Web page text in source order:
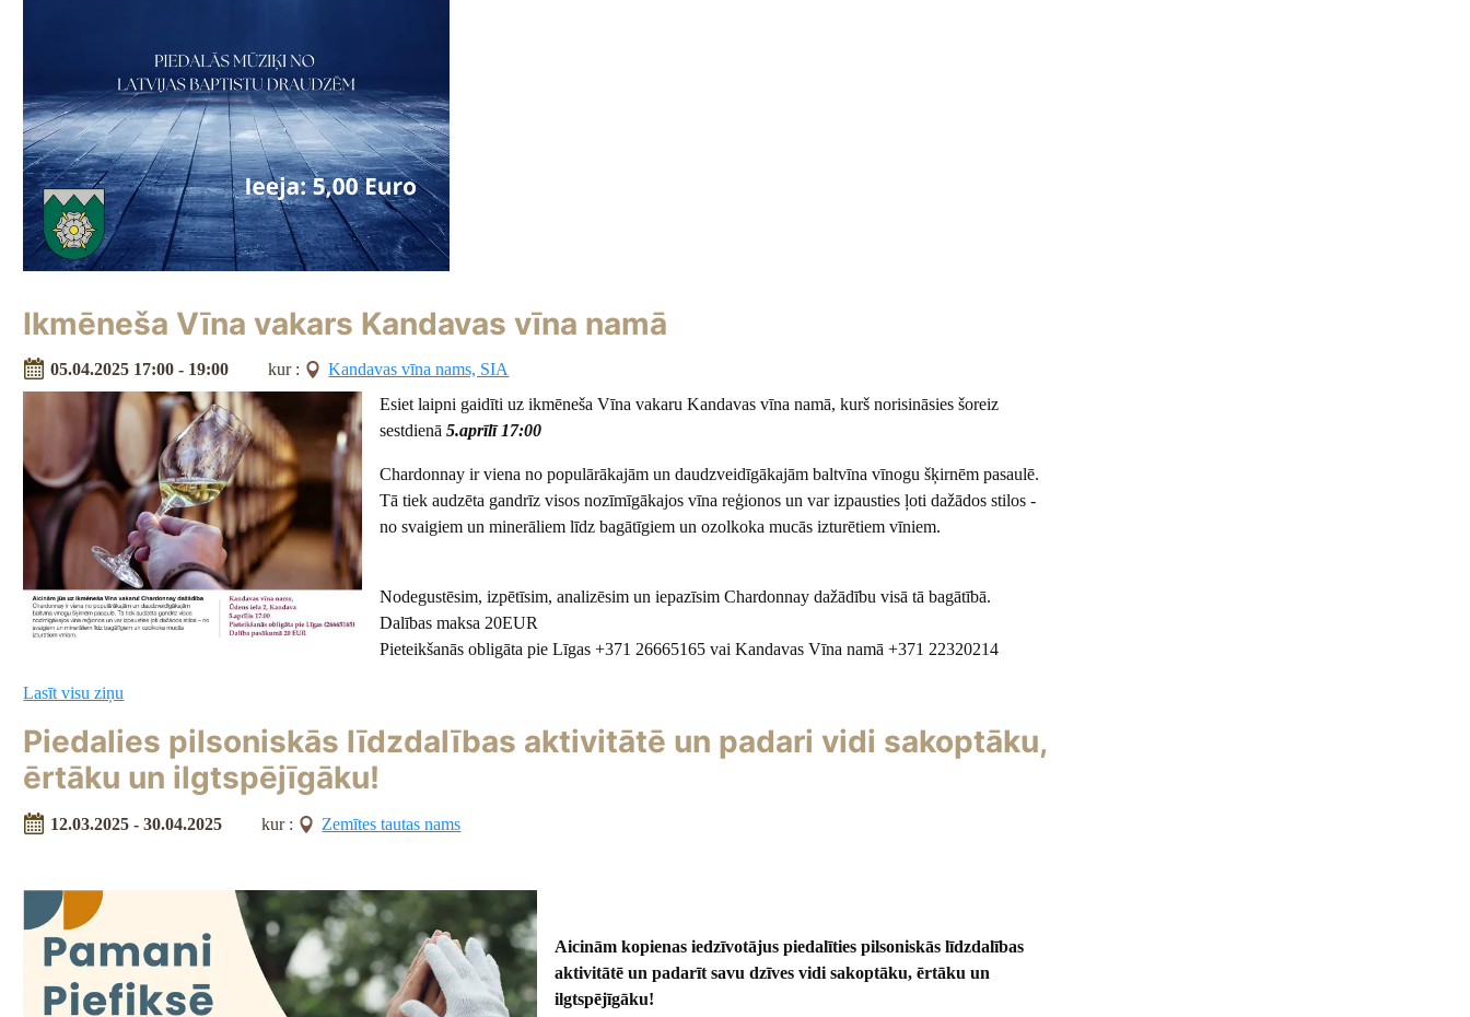
Ikmēneša Vīna vakars Kandavas vīna namā
05.04.2025 17:00 - 19:00 kur :
Kandavas vīna nams, SIA
Esiet laipni gaidīti uz ikmēneša Vīna vakaru Kandavas vīna namā, kurš norisināsies šoreiz
sestdienā5.aprīlī 17:00
Chardonnay ir viena no populārākajām un daudzveidīgākajām baltvīna vīnogu šķirnēm pasaulē.
Tā tiek audzēta gandrīz visos nozīmīgākajos vīna reģionos un var izpausties ļoti dažādos stilos -
no svaigiem un minerāliem līdz bagātīgiem un ozolkoka mucās izturētiem vīniem.
Nodegustēsim, izpētīsim, analizēsim un iepazīsim Chardonnay dažādību visā tā bagātībā.
Dalības maksa 20EUR
Pieteikšanās obligāta pie Līgas +371 26665165 vai Kandavas Vīna namā +371 22320214
Lasīt visu ziņu
Piedalies pilsoniskās līdzdalības aktivitātē un padari vidi sakoptāku,
ērtāku un ilgtspējīgāku!
12.03.2025 - 30.04.2025 kur : Zemītes tautas nams
Aicinām kopienas iedzīvotājus piedalīties pilsoniskās līdzdalības
aktivitātē un padarīt savu dzīves vidi sakoptāku, ērtāku un
ilgtspējīgāku!